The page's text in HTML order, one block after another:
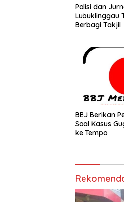
Polisi dan
Lubuklinggau
Berbagi Takjil
BBJ Berikan
Soal Kasus
ke Tempo